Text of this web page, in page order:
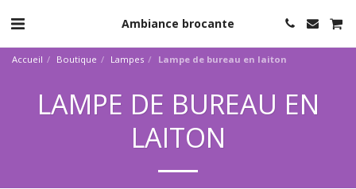
Ambiance brocante
Accueil Boutique Lampes Lampe de bureau en laiton
LAMPE DE BUREAU EN
LAITON